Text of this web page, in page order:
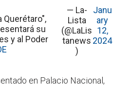
Querétaro",
su
y al Poder
— La-
Lista
(@LaLis
tanews
)
Janu
ary
12,
2024
en Palacio Nacional,